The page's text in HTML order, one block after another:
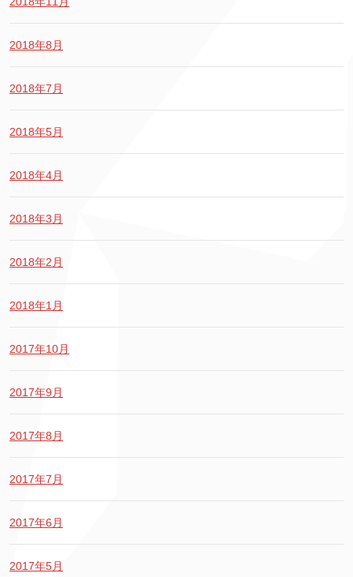
2018年8月
2018年7月
2018年5月
2018年4月
2018年3月
2018年2月
2018年1月
2017年10月
2017年9月
2017年8月
2017年7月
2017年6月
2017年5月